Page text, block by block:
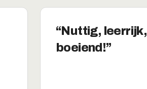
Nuttig, leerrijk,
boeiend!